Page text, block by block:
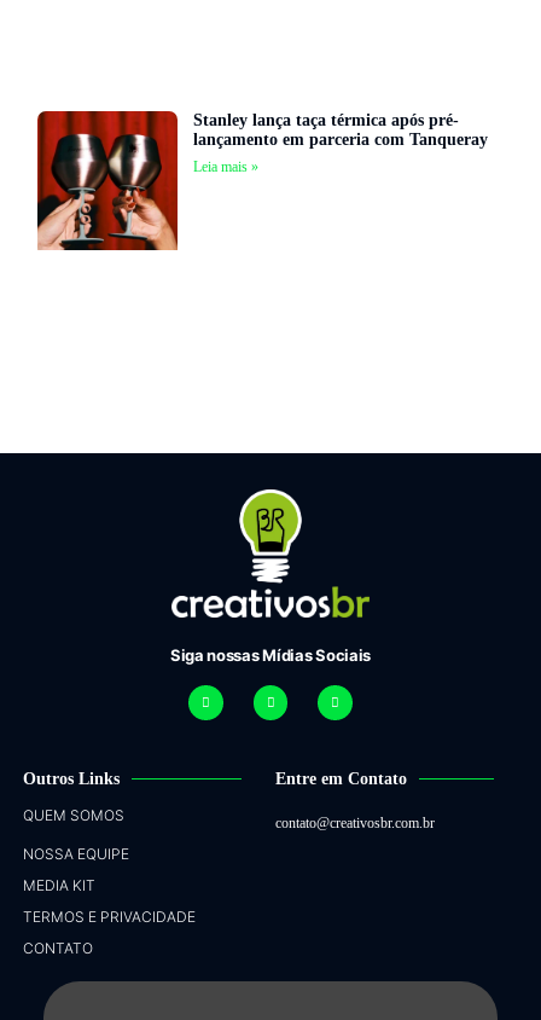
Stanley lança taça térmica após pré-
lançamento em parceria com Tanqueray
Leia mais »
Siga nossas Mídias Sociais
Outros Links
QUEM SOMOS
NOSSA EQUIPE
MEDIA KIT
TERMOS E PRIVACIDADE
CONTATO
Entre em Contato
contato@creativosbr.com.br